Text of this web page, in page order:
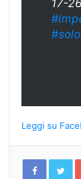
17-
Leggi su